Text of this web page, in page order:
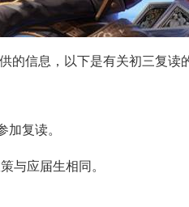
的信息，以下是有关初三复读
复读。
与应届生相同。